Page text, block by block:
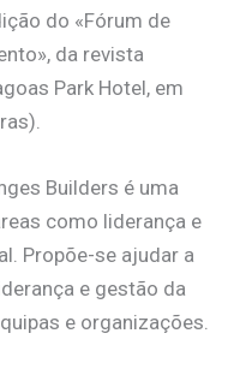
do «Fórum de
da revista
Park Hotel, em
Builders é uma
como liderança e
Propõe-se ajudar a
e gestão da
e organizações.